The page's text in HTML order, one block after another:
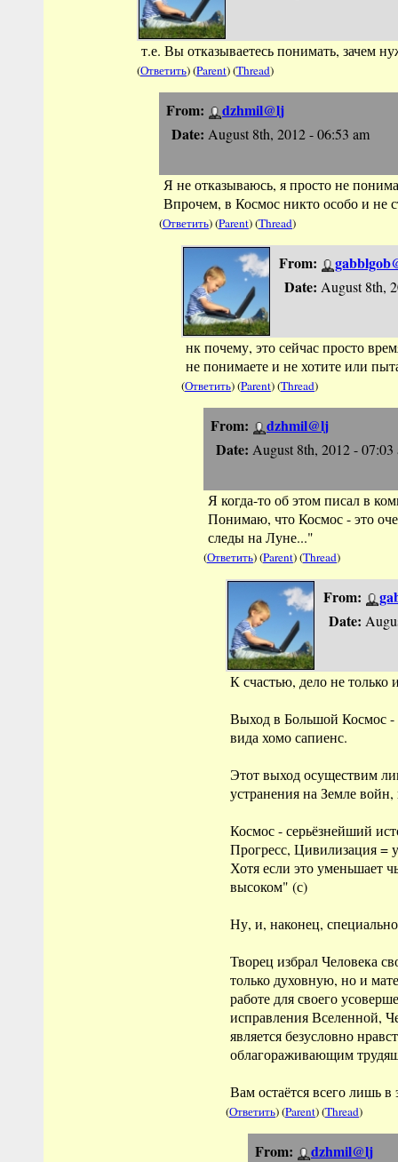
т.е. Вы отказываетесь понимать, зачем
(Ответить) (Parent) (Thread)
From:
dzhmil@lj
Date: August 8th, 2012 - 06:53 am
Я не отказываюсь, я просто не
Впрочем, в Космос никто особо и не
(Ответить) (Parent) (Thread)
From:
Date: August 8th,
нк почему, это сейчас просто
не понимаете и не хотите или
(Ответить) (Parent) (Thread)
From:
dzhmil@lj
Date: August 8th, 2012 - 07:03
Я когда-то об этом писал в
Понимаю, что Космос - это
следы на Луне..."
(Ответить) (Parent) (Thread)
From:
Date:
К счастью, дело не только
Выход в Большой Космос -
вида хомо сапиенс.
Этот выход осуществим
устранения на Земле
Космос - серьёзнейший
Прогресс, Цивилизация =
Хотя если это уменьшает
высоком" (с)
Ну, и, наконец,
Творец избрал Человека
только духовную, но и
работе для своего
исправления Вселенной,
является безусловно
облагораживающим
Вам остаётся всего лишь в
(Ответить) (Parent) (Thread)
From:
dzhmil@lj